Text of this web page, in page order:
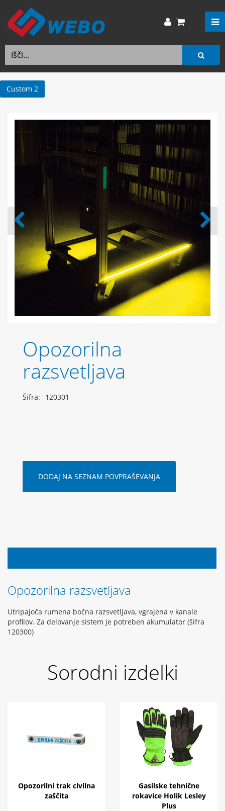
Custom 2
Opozorilna
razsvetljava
Šifra: 120301
DODAJ NA SEZNAM POVPRAŠEVANJA
Opozorilna razsvetljava
Utripajoča rumena bočna razsvetljava, vgrajena v kanale
profilov. Za delovanje sistem je potreben akumulator (šifra
120300)
Sorodni izdelki
Opozorilni trak civilna
zaščita
Gasilske tehnične
rokavice Holik Lesley
Plus